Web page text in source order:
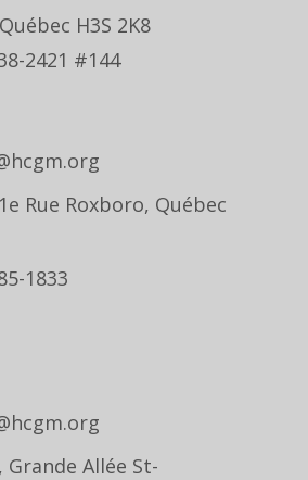
H3S 2K8
2421 #144
Rue Roxboro, Québec
1833
Grande Allée St-